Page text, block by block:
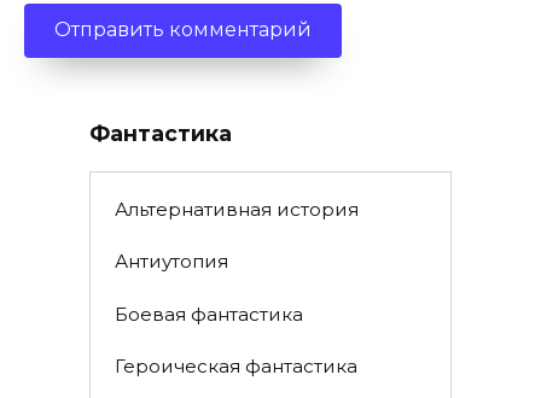
Фантастика
Альтернативная история
Антиутопия
Боевая фантастика
Героическая фантастика